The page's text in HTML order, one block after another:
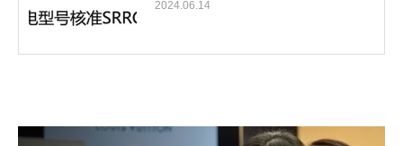
2024.06.14